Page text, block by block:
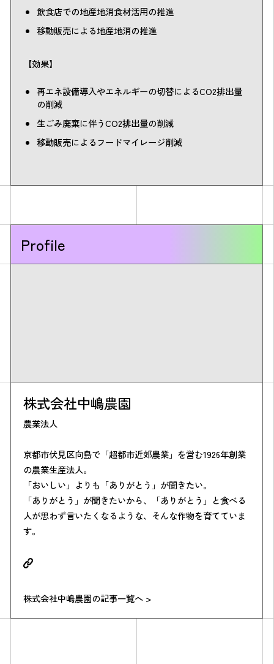
飲食店での地産地消食材活用の推進
移動販売による地産地消の推進
【効果】
再エネ設備導入やエネルギーの切替によるCO2排出量
の削減
生ごみ廃棄に伴うCO2排出量の削減
移動販売によるフードマイレージ削減
Profile
株式会社中嶋農園
農業法人
京都市伏見区向島で「超都市近郊農業」を営む1926年創業
の農業生産法人。
「おいしい」よりも「ありがとう」が聞きたい。
「ありがとう」が聞きたいから、「ありがとう」と食べる
人が思わず言いたくなるような、そんな作物を育てていま
す。
株式会社中嶋農園の記事一覧へ >